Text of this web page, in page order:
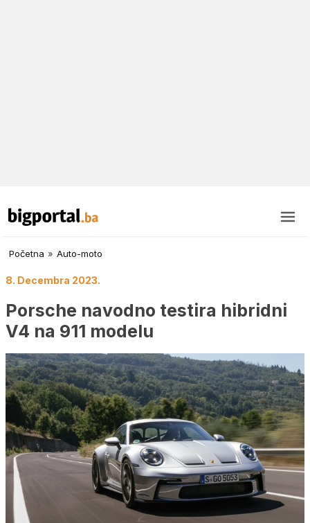
Početna » Auto-moto
8. Decembra 2023.
Porsche navodno testira hibridni
V4 na 911 modelu